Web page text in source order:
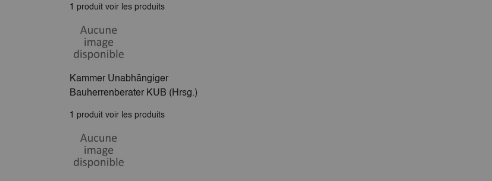
1 produit voir les produits
Kammer Unabhängiger
Bauherrenberater KUB (Hrsg.)
1 produit voir les produits